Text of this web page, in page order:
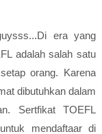
era yang
adalah salah satu
orang. Karena
dibutuhkan dalam
Sertfikat TOEFL
mendaftaar di